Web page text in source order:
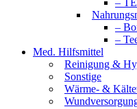
–
–
Med. Hilfsmittel
Reinigung &
Sonstige
Wärme- &